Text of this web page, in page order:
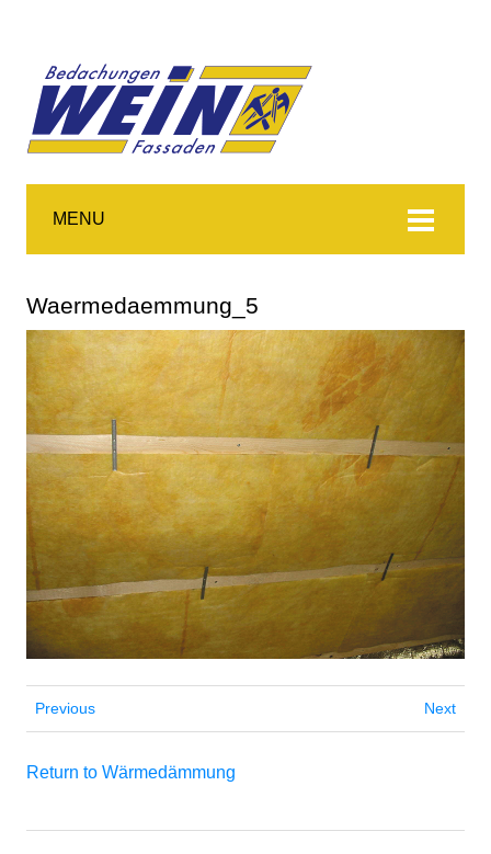
MENU
Waermedaemmung_5
Previous Next
Return to Wärmedämmung